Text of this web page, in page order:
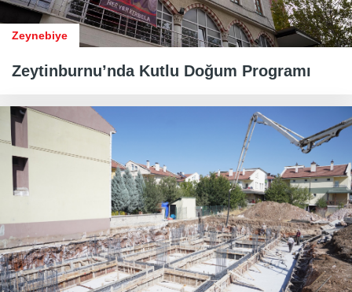
Zeynebiye
Zeytinburnu’nda Kutlu Doğum Programı